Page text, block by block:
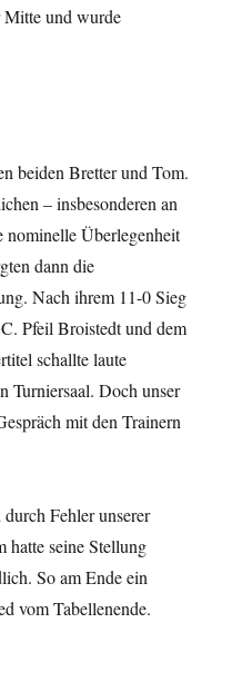
Mitte und wurde
beiden Bretter und Tom.
– insbesonderen an
nominelle Überlegenheit
dann die
Nach ihrem 11-0 Sieg
Pfeil Broistedt und dem
schallte laute
Turniersaal. Doch unser
mit den Trainern
Fehler unserer
hatte seine Stellung
So am Ende ein
vom Tabellenende.